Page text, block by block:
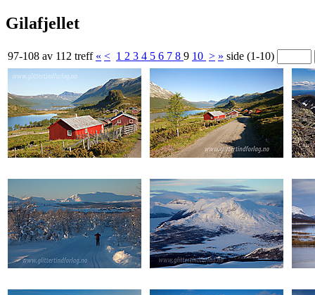
Gilafjellet
97-108 av 112 treff « < 1 2 3 4 5 6 7 8 9 10 > » side (1-10)